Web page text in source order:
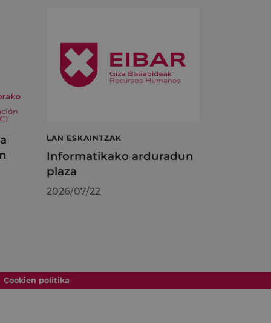
LAN ESKAINTZAK
Informatikako arduradun
plaza
2026/07/22
Cookien politika